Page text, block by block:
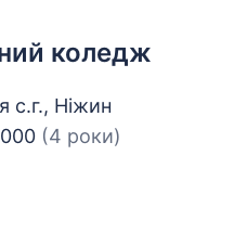
коледж
с.г., Ніжин
(4 роки)